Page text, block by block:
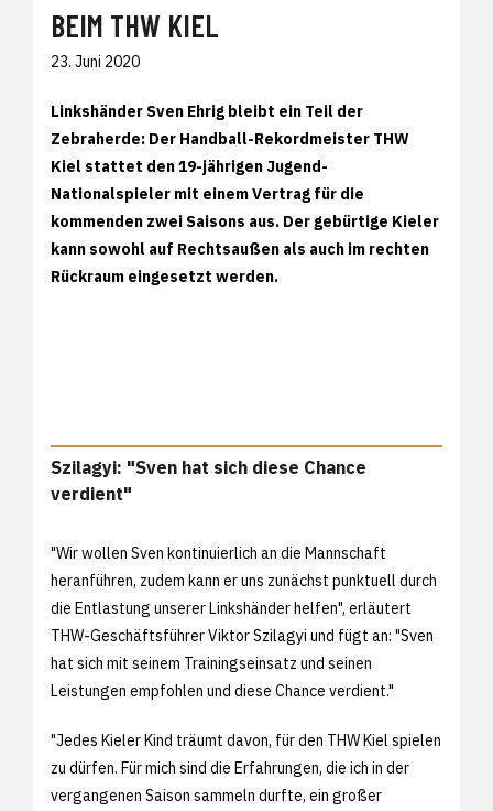
BEIM THW KIEL
23. Juni 2020
Linkshänder Sven Ehrig bleibt ein Teil der
Zebraherde: Der Handball-Rekordmeister THW
Kiel stattet den 19-jährigen Jugend-
Nationalspieler mit einem Vertrag für die
kommenden zwei Saisons aus. Der gebürtige Kieler
kann sowohl auf Rechtsaußen als auch im rechten
Rückraum eingesetzt werden.
Szilagyi: "Sven hat sich diese Chance
verdient"
"Wir wollen Sven kontinuierlich an die Mannschaft
heranführen, zudem kann er uns zunächst punktuell durch
die Entlastung unserer Linkshänder helfen", erläutert
THW-Geschäftsführer Viktor Szilagyi und fügt an: "Sven
hat sich mit seinem Trainingseinsatz und seinen
Leistungen empfohlen und diese Chance verdient."
"Jedes Kieler Kind träumt davon, für den THW Kiel spielen
zu dürfen. Für mich sind die Erfahrungen, die ich in der
vergangenen Saison sammeln durfte, ein großer